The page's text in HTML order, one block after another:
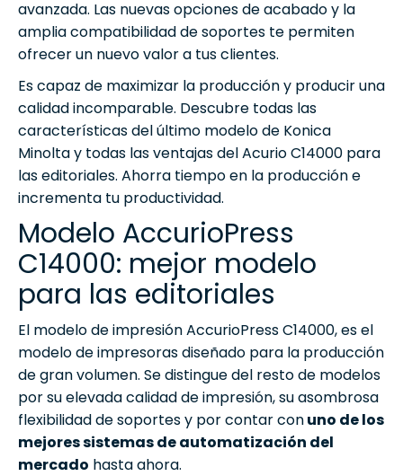
avanzada. Las nuevas opciones de acabado y la
amplia compatibilidad de soportes te permiten
ofrecer un nuevo valor a tus clientes.
Es capaz de maximizar la producción y producir una
calidad incomparable. Descubre todas las
características del último modelo de Konica
Minolta y todas las ventajas del Acurio C14000 para
las editoriales. Ahorra tiempo en la producción e
incrementa tu productividad.
Modelo AccurioPress
C14000: mejor modelo
para las editoriales
El modelo de impresión AccurioPress C14000, es el
modelo de impresoras diseñado para la producción
de gran volumen. Se distingue del resto de modelos
por su elevada calidad de impresión, su asombrosa
flexibilidad de soportes y por contar conuno de los
mejores sistemas de automatización del
mercado hasta ahora.